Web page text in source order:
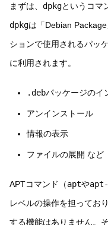
まずは、 dpkgというコマ
dpkgは「Debian
ションで使用されるパッ
に利用されます。
.debパッケージのイ
アンインストール
情報の表示
ファイルの展開 など
APTコマンド（aptや
レベルの操作を担ってお
する機能はありません。